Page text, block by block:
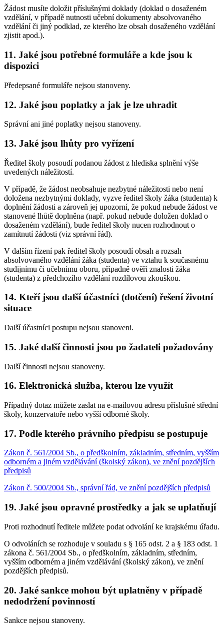
Žádost musíte doložit příslušnými doklady (doklad o dosaženém
vzdělání, v případě nutnosti učební dokumenty absolvovaného
vzdělání či jiný podklad, ze kterého lze obsah dosaženého vzdělání
zjistit apod.).
11. Jaké jsou potřebné formuláře a kde jsou k
dispozici
Předepsané formuláře nejsou stanoveny.
12. Jaké jsou poplatky a jak je lze uhradit
Správní ani jiné poplatky nejsou stanoveny.
13. Jaké jsou lhůty pro vyřízení
Ředitel školy posoudí podanou žádost z hlediska splnění výše
uvedených náležitostí.
V případě, že žádost neobsahuje nezbytné náležitosti nebo není
doložena nezbytnými doklady, vyzve ředitel školy žáka (studenta) k
doplnění žádosti a zároveň jej upozorní, že pokud nebude žádost ve
stanovené lhůtě doplněna (např. pokud nebude doložen doklad o
dosaženém vzdělání), bude ředitel školy nucen rozhodnout o
zamítnutí žádosti (viz správní řád).
V dalším řízení pak ředitel školy posoudí obsah a rozsah
absolvovaného vzdělání žáka (studenta) ve vztahu k současnému
studijnímu či učebnímu oboru, případně ověří znalosti žáka
(studenta) z předchozího vzdělání rozdílovou zkouškou.
14. Kteří jsou další účastníci (dotčení) řešení životní
situace
Další účastníci postupu nejsou stanoveni.
15. Jaké další činnosti jsou po žadateli požadovány
Další činnosti nejsou stanoveny.
16. Elektronická služba, kterou lze využít
Případný dotaz můžete zaslat na e-mailovou adresu příslušné střední
školy, konzervatoře nebo vyšší odborné školy.
17. Podle kterého právního předpisu se postupuje
Zákon č. 561/2004 Sb., o předškolním, základním, středním, vyšším
odborném a jiném vzdělávání (školský zákon), ve znění pozdějších
předpisů
Zákon č. 500/2004 Sb., správní řád, ve znění pozdějších předpisů
19. Jaké jsou opravné prostředky a jak se uplatňují
Proti rozhodnutí ředitele můžete podat odvolání ke krajskému úřadu.
O odvoláních se rozhoduje v souladu s § 165 odst. 2 a § 183 odst. 1
zákona č. 561/2004 Sb., o předškolním, základním, středním,
vyšším odborném a jiném vzdělávání (školský zákon), ve znění
pozdějších předpisů.
20. Jaké sankce mohou být uplatněny v případě
nedodržení povinností
Sankce nejsou stanoveny.